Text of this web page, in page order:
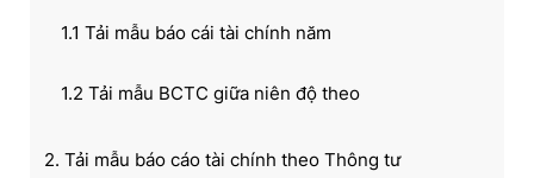
1.1 Tải mẫu báo cái tài chính năm
1.2 Tải mẫu BCTC giữa niên độ theo
2. Tải mẫu báo cáo tài chính theo Thông tư